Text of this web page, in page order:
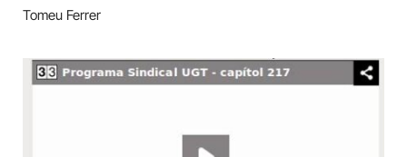
Tomeu Ferrer